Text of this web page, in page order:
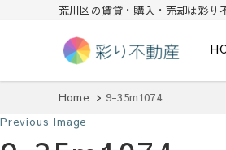
荒川区の賃貸・購入・売却は彩り
彩り不動産
Home 9-35m1074
Previous Image